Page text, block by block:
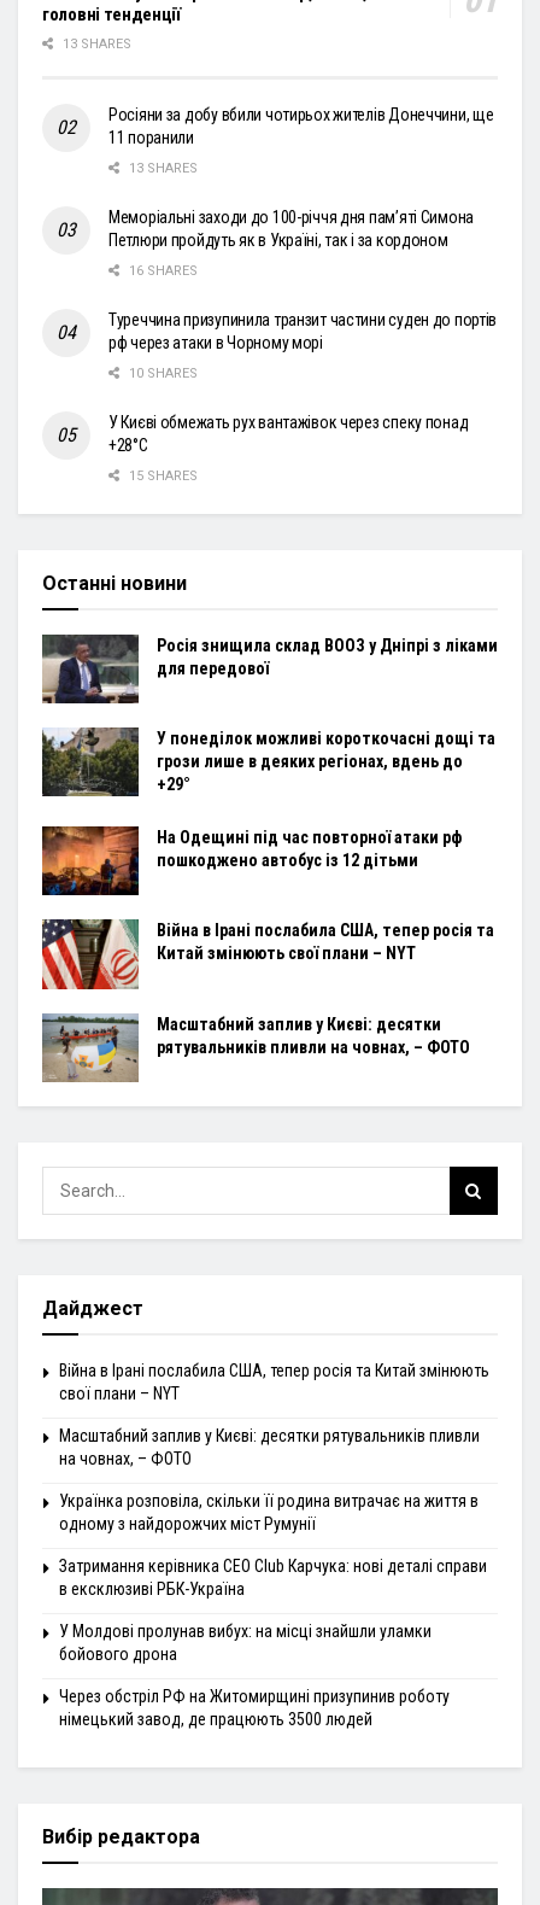
головні тенденції
13 SHARES
Росіяни за добу вбили чотирьох жителів Донеччини, ще
11 поранили
13 SHARES
Меморіальні заходи до 100-річчя дня пам’яті Симона
Петлюри пройдуть як в Україні, так і за кордоном
16 SHARES
Туреччина призупинила транзит частини суден до портів
рф через атаки в Чорному морі
10 SHARES
У Києві обмежать рух вантажівок через спеку понад
+28°С
15 SHARES
Останні новини
Росія знищила склад ВООЗ у Дніпрі з ліками
для передової
У понеділок можливі короткочасні дощі та
грози лише в деяких регіонах, вдень до
+29°
На Одещині під час повторної атаки рф
пошкоджено автобус із 12 дітьми
Війна в Ірані послабила США, тепер росія та
Китай змінюють свої плани – NYT
Масштабний заплив у Києві: десятки
рятувальників пливли на човнах, – ФОТО
Дайджест
Війна в Ірані послабила США, тепер росія та Китай змінюють
свої плани – NYT
Масштабний заплив у Києві: десятки рятувальників пливли
на човнах, – ФОТО
Українка розповіла, скільки її родина витрачає на життя в
одному з найдорожчих міст Румунії
Затримання керівника CEO Club Карчука: нові деталі справи
в ексклюзиві РБК-Україна
У Молдові пролунав вибух: на місці знайшли уламки
бойового дрона
Через обстріл РФ на Житомирщині призупинив роботу
німецький завод, де працюють 3500 людей
Вибір редактора